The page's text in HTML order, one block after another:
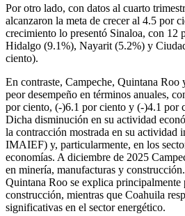
Por otro lado, con datos al cuarto
alcanzaron la meta de crecer al 4.5 por
crecimiento lo presentó Sinaloa, con 12
Hidalgo (9.1%), Nayarit (5.2%) y
ciento).
En contraste, Campeche, Quintana Roo
peor desempeño en términos anuales,
por ciento, (-)6.1 por ciento y (-)4.1 por
Dicha disminución en su actividad
la contracción mostrada en su actividad
IMAIEF) y, particularmente, en los
economías. A diciembre de 2025
en minería, manufacturas y
Quintana Roo se explica principalmente
construcción, mientras que Coahuila
significativas en el sector energético.